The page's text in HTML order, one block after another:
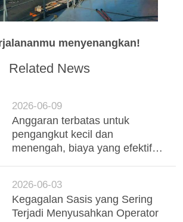
menyenangkan!
Related News
2026-06-09
Anggaran terbatas untuk
pengangkut kecil dan
menengah, biaya yang efektif
yang stabil
2026-06-03
Kegagalan Sasis yang Sering
Terjadi Menyusahkan Operator